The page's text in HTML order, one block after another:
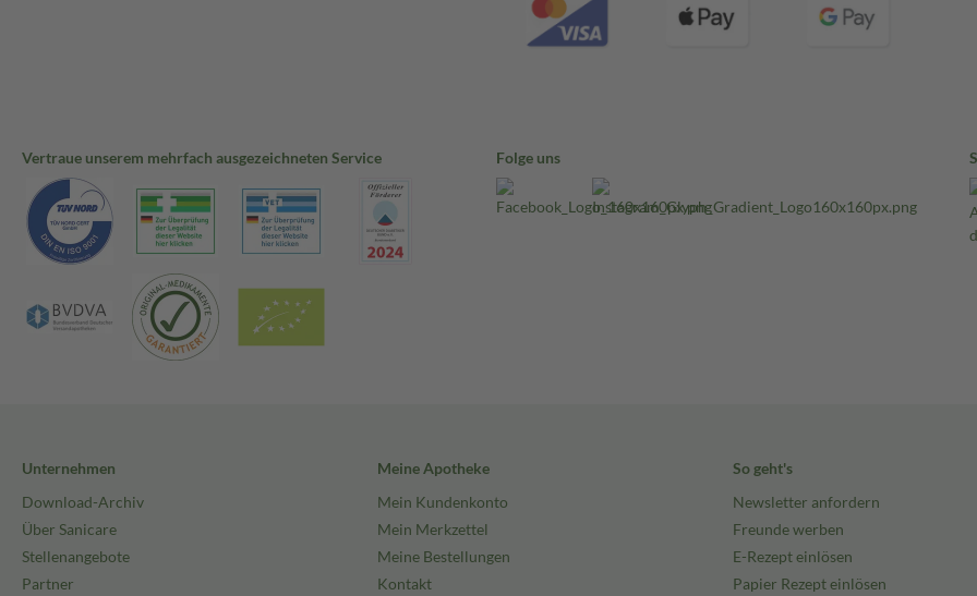
Vertraue unserem mehrfach ausgezeichneten Service Folge uns
Unternehmen
Download-Archiv
Über Sanicare
Stellenangebote
Partner
Meine Apotheke
Mein Kundenkonto
Mein Merkzettel
Meine Bestellungen
Kontakt
So geht's
Newsletter anfordern
Freunde werben
E-Rezept einlösen
Papier Rezept einlösen